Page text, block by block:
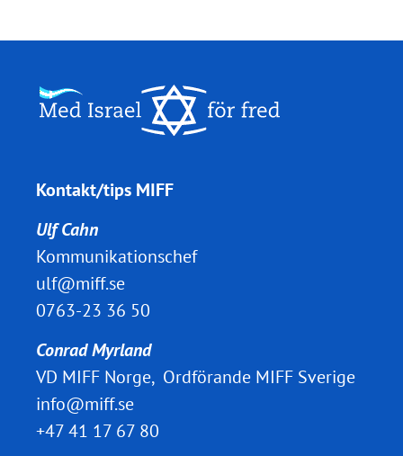
Kontakt/tips MIFF
Ulf Cahn
Kommunikationschef
ulf@miff.se
0763-23 36 50
Conrad Myrland
VD MIFF Norge, Ordförande MIFF Sverige
info@miff.se
+47 41 17 67 80